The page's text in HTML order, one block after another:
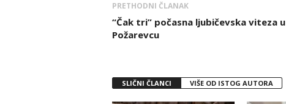
PRETHODNI ČLANAK
“Čak tri” počasna ljubičevska viteza u
Požarevcu
SLIČNI ČLANCI VIŠE OD ISTOG AUTORA